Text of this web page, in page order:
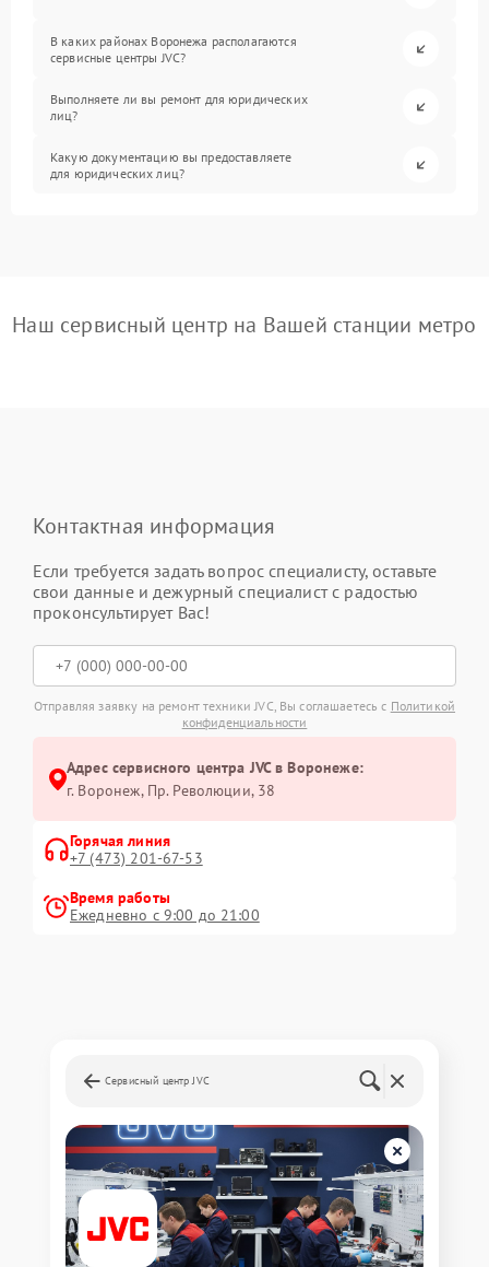
В каких районах Воронежа располагаются
сервисные центры JVC?
Выполняете ли вы ремонт для юридических
лиц?
Какую документацию вы предоставляете
для юридических лиц?
Наш сервисный центр на Вашей станции метро
Контактная информация
Если требуется задать вопрос специалисту, оставьте
свои данные и дежурный специалист с радостью
проконсультирует Вас!
Отправляя заявку на ремонт техники JVC, Вы соглашаетесь с Политикой
конфиденциальности
Адрес сервисного центра JVC в Воронеже:
г. Воронеж, Пр. Революции, 38
Горячая линия
+7 (473) 201-67-53
Время работы
Ежедневно с 9:00 до 21:00
Сервисный центр JVC